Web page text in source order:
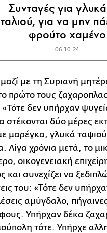
Συνταγές για
για να μην
φρούτο χαμένο
06.10.24
με τη Συριανή
πρώτο τους
«Τότε δεν υπήρχαν
στέκονται δύο μέρες
μαρέγκα, γλυκά ταψιού
Λίγα χρόνια μετά, το
οικογενειακή
και συνεχίζει να
του: «Τότε δεν
αμύγδαλο,
Υπήρχαν δέκα
τότε. Υπήρχε